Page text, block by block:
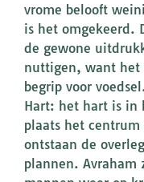
vrome belooft
is het omgekeerd.
de gewone
nuttigen, want het
begrip voor
Hart: het hart is in
plaats het
ontstaan de
plannen. Avraham